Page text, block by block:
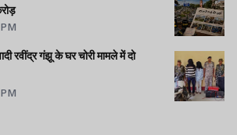
रवींद्र गंझू के घर चोरी मामले में दो